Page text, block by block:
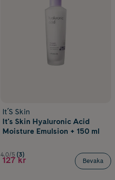
It´S Skin
It's Skin Hyaluronic Acid
Moisture Emulsion + 150 ml
4.0/5 (3)
127 kr Bevaka